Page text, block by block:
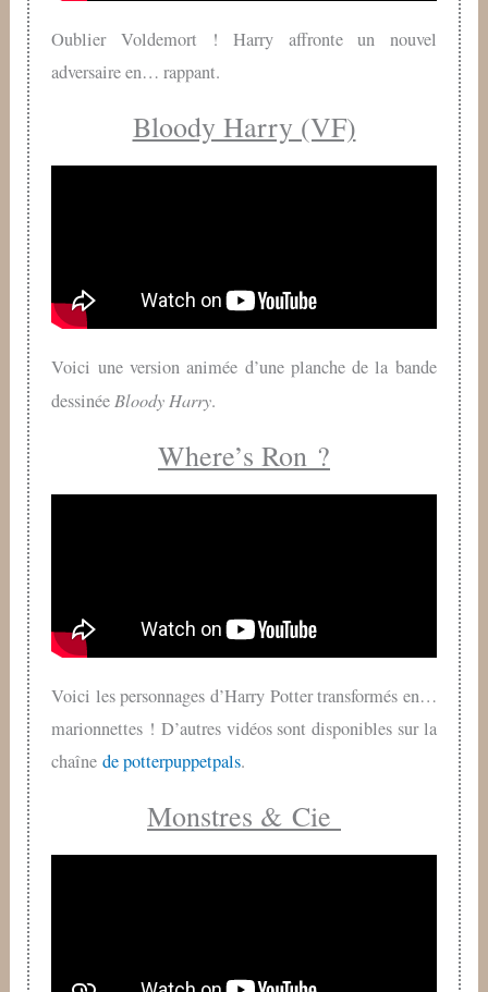
Oublier Voldemort ! Harry affronte un nouvel
adversaire en… rappant.
Bloody Harry (VF)
Voici une version animée d’une planche de la bande
dessinéeBloody Harry.
Where’s Ron ?
Voici les personnages d’Harry Potter transformés en…
marionnettes ! D’autres vidéos sont disponibles sur la
chaînede potterpuppetpals.
Monstres & Cie